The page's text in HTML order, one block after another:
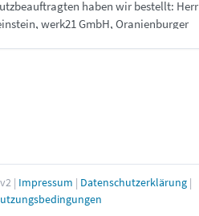
haben wir bestellt: Herr
werk21 GmbH, Oranienburger
-Version, Betriebssystem, die zuvor
("Referrer"), IP-Adresse und
Beim Betreten eines Raumes
| Impressum | Datenschutzerklärung |